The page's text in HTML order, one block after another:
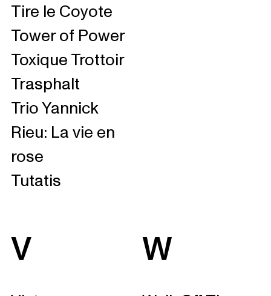
Tire le Coyote
Tower of Power
Toxique Trottoir
Trasphalt
Trio Yannick
Rieu: La vie en
rose
Tutatis
V W